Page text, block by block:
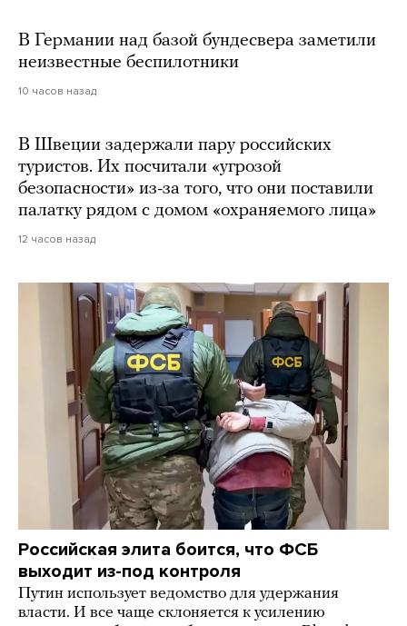
В Германии над базой бундесвера заметили
неизвестные беспилотники
10 часов назад
В Швеции задержали пару российских
туристов. Их посчитали «угрозой
безопасности» из-за того, что они поставили
палатку рядом с домом «охраняемого лица»
12 часов назад
Российская элита боится, что ФСБ
выходит из-под контроля
Путин использует ведомство для удержания
власти. И все чаще склоняется к усилению